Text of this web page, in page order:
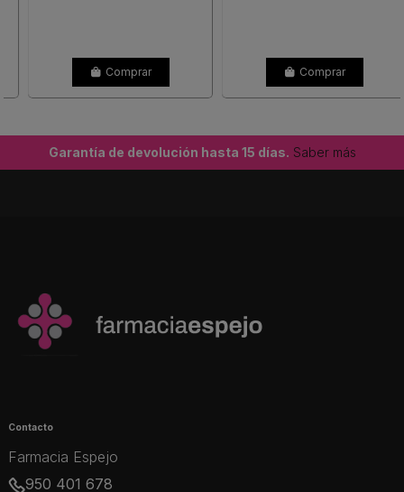
Comprar Comprar
Garantía de devolución hasta 15 días. Saber más
Contacto
Farmacia Espejo
950 401 678